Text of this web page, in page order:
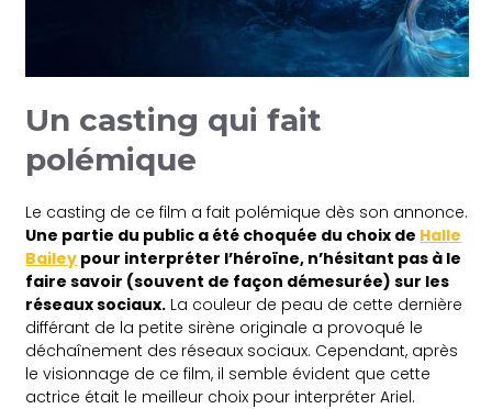
Un casting qui fait
polémique
Le casting de ce film a fait polémique dès son annonce.
Une partie du public a été choquée du choix de Halle
Bailey pour interpréter l’héroïne, n’hésitant pas à le
faire savoir (souvent de façon démesurée) sur les
réseaux sociaux. La couleur de peau de cette dernière
différant de la petite sirène originale a provoqué le
déchaînement des réseaux sociaux. Cependant, après
le visionnage de ce film, il semble évident que cette
actrice était le meilleur choix pour interpréter Ariel.